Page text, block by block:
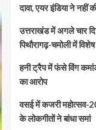
दावा, एयर इंडिया ने नहीं
उत्तराखंड में अगले चार
पिथौरागढ़-चमोली में
हनी ट्रैप में फंसे विंग
का आरोप
वसई में कजरी महोत्सव-
के लोकगीतों ने बांधा समां